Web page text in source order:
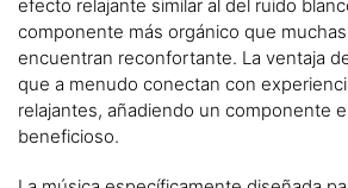
efecto relajante similar al del ruido
componente más orgánico que
encuentran reconfortante. La ventaja
que a menudo conectan con
relajantes, añadiendo un componente
beneficioso.